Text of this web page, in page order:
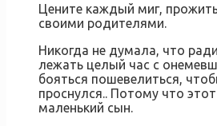
Цените каждый миг,
своими родителями.
Никогда не думала, что
лежать целый час с
бояться пошевелиться,
проснулся.. Потому что
маленький сын.